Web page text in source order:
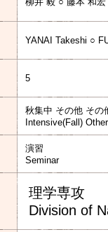
YANAI Takeshi ○
5
秋集中 その他 その
Intensive(Fall)
演習
Seminar
理学専攻
Division of